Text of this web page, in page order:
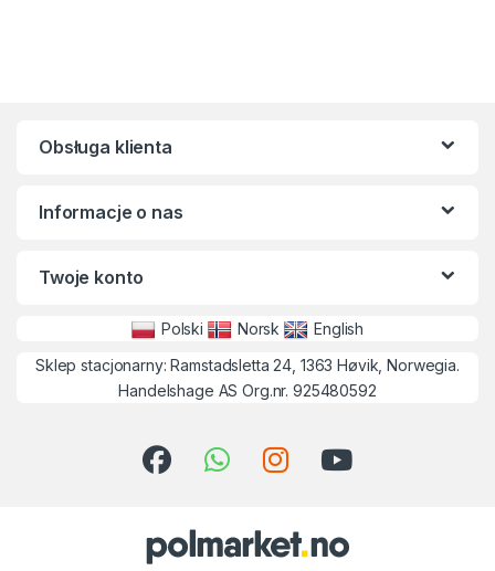
Obsługa klienta
Informacje o nas
Twoje konto
Polski Norsk
English
Sklep stacjonarny: Ramstadsletta 24, 1363 Høvik, Norwegia.
Handelshage AS Org.nr. 925480592